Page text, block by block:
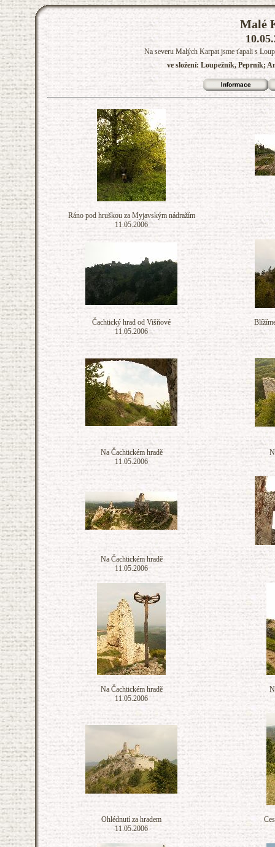
Malé
Na severu Malých Karpat jsme ťapali s
ve složení: Loupežník, Peprník;
Ráno pod hruškou za Myjavským nádražím
11.05.2006
Čachtický hrad od Višňové
11.05.2006
Na Čachtickém hradě
11.05.2006
Na Čachtickém hradě
11.05.2006
Na Čachtickém hradě
11.05.2006
Ohlédnutí za hradem
11.05.2006